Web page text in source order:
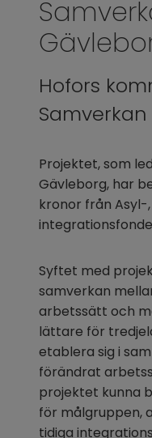
Hofors
Projektet, som
Gävleborg, har
kronor från
Syftet med
samverkan
arbetssätt och
lättare för
etablera sig i
förändrat
projektet kunna
för målgruppen,
tidiga